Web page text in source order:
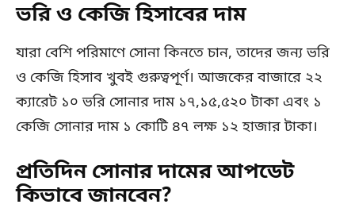
ভরি ও কেজি হিসাবের দাম
যারা বেশি পরিমাণে সোনা কিনতে চান, তাদের জন্য ভরি
ও কেজি হিসাব খুবই গুরুত্বপূর্ণ। আজকের বাজারে ২২
ক্যারেট ১০ ভরি সোনার দাম ১৭,১৫,৫২০ টাকা এবং ১
কেজি সোনার দাম ১ কোটি ৪৭ লক্ষ ১২ হাজার টাকা।
প্রতিদিন সোনার দামের আপডেট
কিভাবে জানবেন?